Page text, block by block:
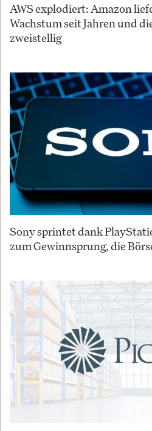
AWS explodiert: Amazon
Wachstum seit Jahren und
zweistellig
Sony sprintet dank
zum Gewinnsprung, die